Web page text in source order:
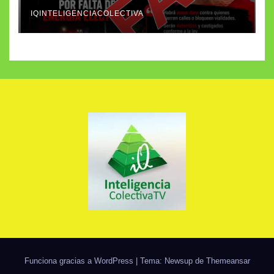
apagones de la CFE
IQINTELIGENCIACOLECTIVA
Funciona gracias a WordPress Tema: Newsup de Themeansar